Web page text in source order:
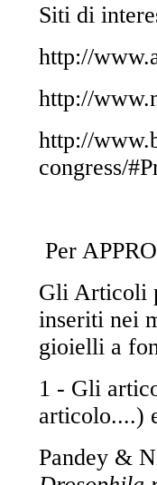
Siti di
http://
http://
http://
congress/
Per
Gli Articoli
inseriti nei
gioielli a
1 - Gli
articolo....)
Pandey &